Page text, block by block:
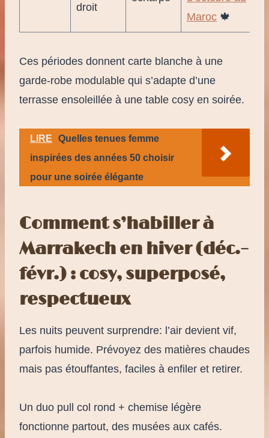
droit
Maroc 🍁
Ces périodes donnent carte blanche à une
garde-robe modulable qui s’adapte d’une
terrasse ensoleillée à une table cosy en soirée.
LIRE
Quelles tenues femme
inspirées des années 50 choisir
pour une soirée élégante
Comment s’habiller à
Marrakech en hiver (déc.–
févr.) : cosy, superposé,
respectueux
Les nuits peuvent surprendre: l’air devient vif,
parfois humide. Prévoyez des matières chaudes
mais pas étouffantes, faciles à enfiler et retirer.
Un duo pull col rond + chemise légère
fonctionne partout, des musées aux cafés.